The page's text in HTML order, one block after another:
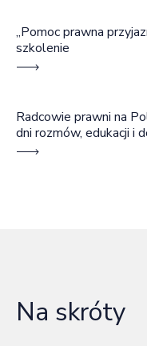
„Pomoc prawna
szkolenie
Radcowie prawni na
dni rozmów, edukacji i
Na skróty